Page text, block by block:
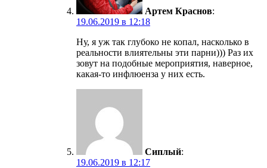
Артем Краснов:
19.06.2019 в 12:18
Ну, я уж так глубоко не копал, насколько в
реальности влиятельны эти парни))) Раз их
зовут на подобные мероприятия, наверное,
какая-то инфлюенза у них есть.
Сиплый:
19.06.2019 в 12:17